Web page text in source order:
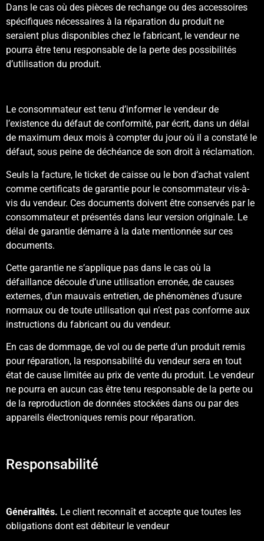
Dans le cas où des pièces de rechange ou des accessoires
spécifiques nécessaires à la réparation du produit ne
seraient plus disponibles chez le fabricant, le vendeur ne
pourra être tenu responsable de la perte des possibilités
d’utilisation du produit.
Le consommateur est tenu d’informer le vendeur de
l’existence du défaut de conformité, par écrit, dans un délai
de maximum deux mois à compter du jour où il a constaté le
défaut, sous peine de déchéance de son droit à réclamation.
Seuls la facture, le ticket de caisse ou le bon d’achat valent
comme certificats de garantie pour le consommateur vis-à-
vis du vendeur. Ces documents doivent être conservés par le
consommateur et présentés dans leur version originale. Le
délai de garantie démarre à la date mentionnée sur ces
documents.
Cette garantie ne s’applique pas dans le cas où la
défaillance découle d’une utilisation erronée, de causes
externes, d’un mauvais entretien, de phénomènes d’usure
normaux ou de toute utilisation qui n’est pas conforme aux
instructions du fabricant ou du vendeur.
En cas de dommage, de vol ou de perte d’un produit remis
pour réparation, la responsabilité du vendeur sera en tout
état de cause limitée au prix de vente du produit. Le vendeur
ne pourra en aucun cas être tenu responsable de la perte ou
de la reproduction de données stockées dans ou par des
appareils électroniques remis pour réparation.
Responsabilité
Généralités. Le client reconnaît et accepte que toutes les
obligations dont est débiteur le vendeur